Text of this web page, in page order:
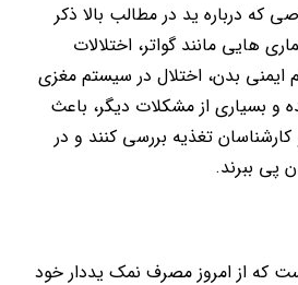
که درباره ید در مطالب بالا ذکر
هایی مانند گواتر، اختلالات
ایمنی بدن، اختلال در سیستم مغزی
و بسیاری از مشکلات دیگر، باعث
تغذیه بررسی کنند و در
پی ببرند.
که از امروز مصرف نمک یددار خود